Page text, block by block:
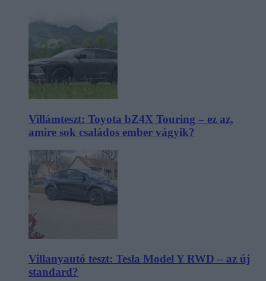
Villámteszt: Toyota bZ4X Touring – ez az,
amire sok családos ember vágyik?
Villanyautó teszt: Tesla Model Y RWD – az új
standard?